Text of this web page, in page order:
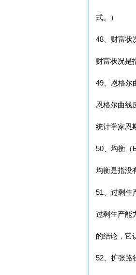
式。）
48、财富状
财富状况是
49、恩格尔
恩格尔曲线
统计学家恩
50、均衡（
均衡是指没
51、过剩生
过剩生产能
的结论，它
52、扩张路